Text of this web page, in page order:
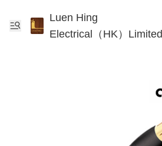
Luen Hing
Electrical（HK）Limited